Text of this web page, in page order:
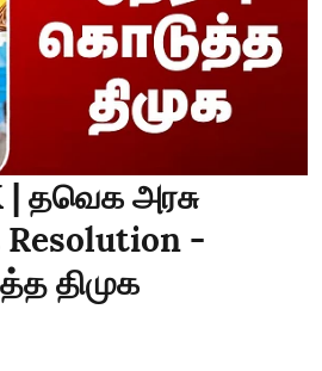
| தவெக அரசு
-
திமுக